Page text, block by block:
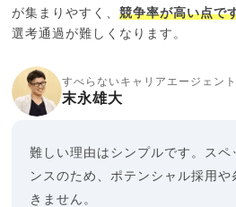
が集まりやすく、競争率が高い点で
選考通過が難しくなります。
すべらないキャリアエージェン
末永雄大
難しい理由はシンプルです。スペ
ンスのため、ポテンシャル採用
きません。